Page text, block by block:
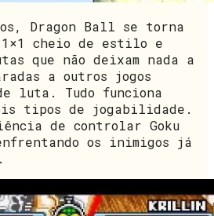
Dragon Ball se torna
cheio de estilo e
que não deixam nada a
a outros jogos
luta. Tudo funciona
tipos de jogabilidade.
de controlar Goku
os inimigos já